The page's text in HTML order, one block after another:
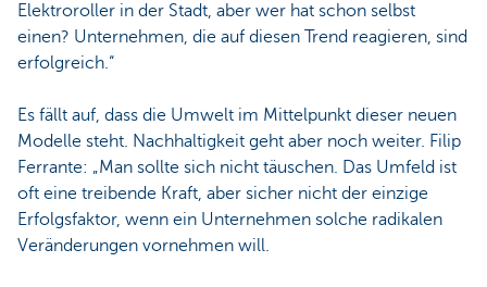
Elektroroller in der Stadt, aber wer hat schon selbst
einen? Unternehmen, die auf diesen Trend reagieren, sind
erfolgreich.“
Es fällt auf, dass die Umwelt im Mittelpunkt dieser neuen
Modelle steht. Nachhaltigkeit geht aber noch weiter. Filip
Ferrante: „Man sollte sich nicht täuschen. Das Umfeld ist
oft eine treibende Kraft, aber sicher nicht der einzige
Erfolgsfaktor, wenn ein Unternehmen solche radikalen
Veränderungen vornehmen will.